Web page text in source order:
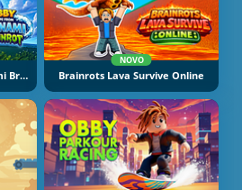
Obby Escape From Tsunami Brainrot
NOVO
Brainrots Lava Survive Online